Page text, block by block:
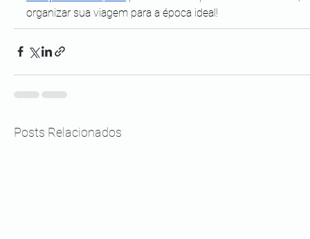
organizar sua viagem para a época ideal!
Posts Relacionados